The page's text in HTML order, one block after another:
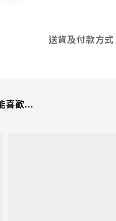
送貨及付款方式
喜歡...